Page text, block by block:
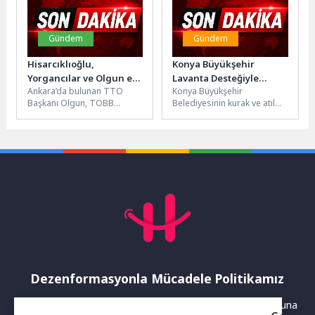
Gündem
Hisarcıklıoğlu,
Yorgancılar ve Olgun el
ele
Ankara’da bulunan TTO
Başkanı Olgun, TOBB
Gündem
Konya Büyükşehir
Lavanta Desteğiyle
Konya Ovasında Örnek
Bir Dönüşüme Öncülük
Ediyor
Konya Büyükşehir
Belediyesinin kurak ve atıl
alternatif ürünlerle...
Dezenformasyonla Mücadele Politikamız
Yayınlanan haberler doğruluk ilkesi gözetilerek hazırlanır. Buna